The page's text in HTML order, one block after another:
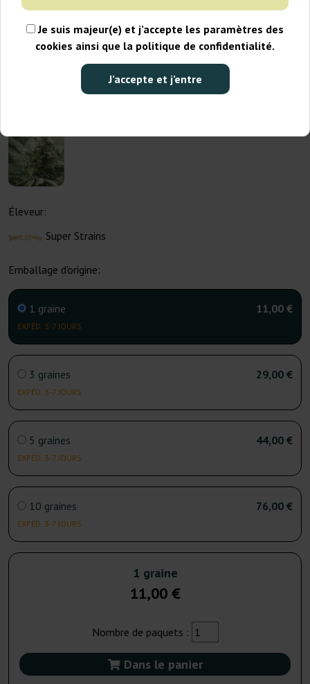
Je suis majeur(e) et j’accepte les paramètres des
cookies ainsi que la politique de confidentialité.
J’accepte et j’entre
Éleveur:
Super Strains
Emballage d'origine:
1 graine
EXPÉD. 3-7 JOURS
11,00 €
3 graines
EXPÉD. 3-7 JOURS
29,00 €
5 graines
EXPÉD. 3-7 JOURS
44,00 €
10 graines
EXPÉD. 3-7 JOURS
76,00 €
1 graine
11,00 €
Nombre de paquets :
Dans le panier